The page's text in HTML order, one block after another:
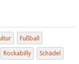
Fußball
Rockabilly
Schädel